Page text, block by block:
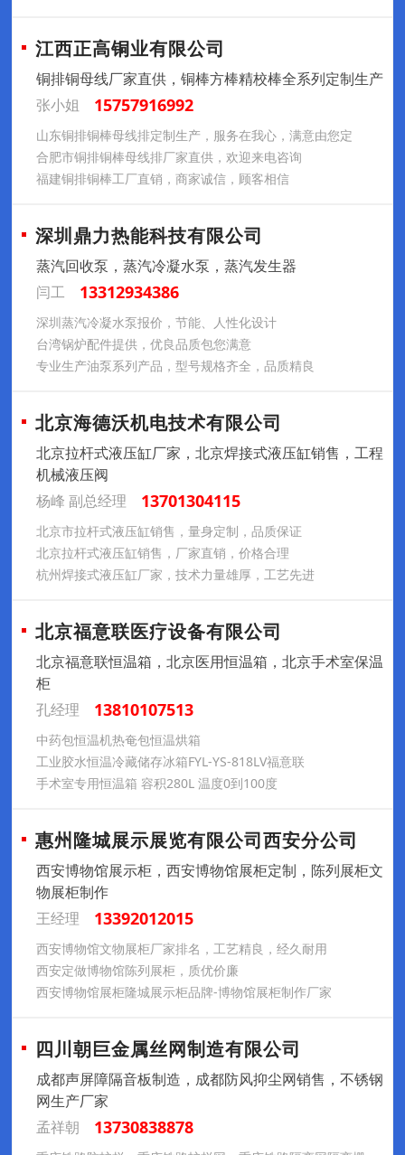
江西正高铜业有限公司
铜排铜母线厂家直供，铜棒方棒精校棒全系列定制生产
张小姐
15757916992
山东铜排铜棒母线排定制生产，服务在我心，满意由您定
合肥市铜排铜棒母线排厂家直供，欢迎来电咨询
福建铜排铜棒工厂直销，商家诚信，顾客相信
深圳鼎力热能科技有限公司
蒸汽回收泵，蒸汽冷凝水泵，蒸汽发生器
闫工
13312934386
深圳蒸汽冷凝水泵报价，节能、人性化设计
台湾锅炉配件提供，优良品质包您满意
专业生产油泵系列产品，型号规格齐全，品质精良
北京海德沃机电技术有限公司
北京拉杆式液压缸厂家，北京焊接式液压缸销售，工程
机械液压阀
杨峰 副总经理
13701304115
北京市拉杆式液压缸销售，量身定制，品质保证
北京拉杆式液压缸销售，厂家直销，价格合理
杭州焊接式液压缸厂家，技术力量雄厚，工艺先进
北京福意联医疗设备有限公司
北京福意联恒温箱，北京医用恒温箱，北京手术室保温
柜
孔经理
13810107513
中药包恒温机热奄包恒温烘箱
工业胶水恒温冷藏储存冰箱FYL-YS-818LV福意联
手术室专用恒温箱 容积280L 温度0到100度
惠州隆城展示展览有限公司西安分公司
西安博物馆展示柜，西安博物馆展柜定制，陈列展柜文
物展柜制作
王经理
13392012015
西安博物馆文物展柜厂家排名，工艺精良，经久耐用
西安定做博物馆陈列展柜，质优价廉
西安博物馆展柜隆城展示柜品牌-博物馆展柜制作厂家
四川朝巨金属丝网制造有限公司
成都声屏障隔音板制造，成都防风抑尘网销售，不锈钢
网生产厂家
孟祥朝
13730838878